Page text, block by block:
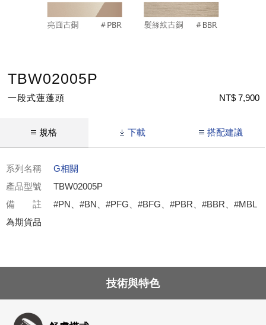
TBW02005P
一段式蓮蓬頭 NT$ 7,900
規格 下載 搭配建議
系列名稱
G相關
產品型號
TBW02005P
備 註
#PN、#BN、#PFG、#BFG、#PBR、#BBR、#MBL
為期貨品
技術與特色